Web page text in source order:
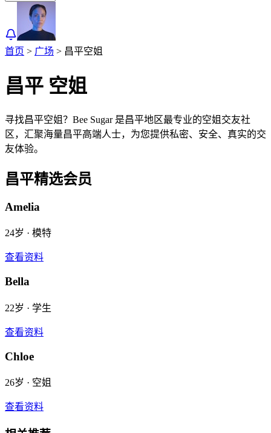
首页 > 广场 > 昌平空姐
昌平 空姐
寻找昌平空姐？Bee Sugar 是昌平地区最专业的空姐交友社
区，汇聚海量昌平高端人士，为您提供私密、安全、真实的交
友体验。
昌平精选会员
Amelia
24岁 · 模特
查看资料
Bella
22岁 · 学生
查看资料
Chloe
26岁 · 空姐
查看资料